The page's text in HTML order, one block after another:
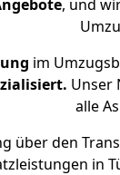
, und
im
Unser
alle
über den
in